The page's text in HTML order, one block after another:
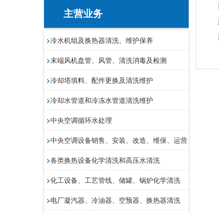
主营业务
>冷水机组及换热器清洗、维护保养
>末端风机盘管、风管、清洗消毒及检测
>冷却塔填料、配件更换及清洗维护
>冷却水管道和冷冻水管道清洗维护
>中央空调循环水处理
>中央空调设备销售、安装、改造、维保、运营
>各类换热设备化学清洗和高压水清洗
>化工设备、工艺管线、储罐、锅炉化学清洗
>电厂凝汽器、冷油器、空预器、换热器清洗